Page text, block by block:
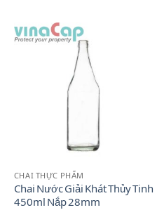
CHAI THỰC PHẨM
Chai Nước Giải Khát Thủy Tinh
450ml Nắp 28mm